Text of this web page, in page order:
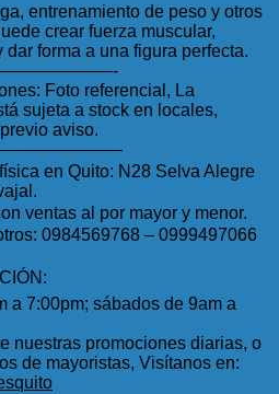
entrenamiento de peso y otros
crear fuerza muscular,
forma a una figura perfecta.
Foto referencial, La
sujeta a stock en locales,
aviso.
en Quito: N28 Selva Alegre
ventas al por mayor y menor.
0984569768 – 0999497066
a 7:00pm; sábados de 9am a
nuestras promociones diarias, o
de mayoristas, Visítanos en: